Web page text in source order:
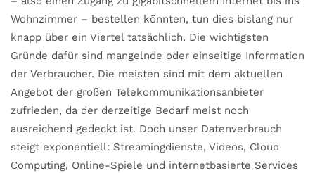
Wohnzimmer – bestellen könnten, tun dies bislang nur
knapp über ein Viertel tatsächlich. Die wichtigsten
Gründe dafür sind mangelnde oder einseitige Information
der Verbraucher. Die meisten sind mit dem aktuellen
Angebot der großen Telekommunikationsanbieter
zufrieden, da der derzeitige Bedarf meist noch
ausreichend gedeckt ist. Doch unser Datenverbrauch
steigt exponentiell: Streamingdienste, Videos, Cloud
Computing, Online-Spiele und internetbasierte Services